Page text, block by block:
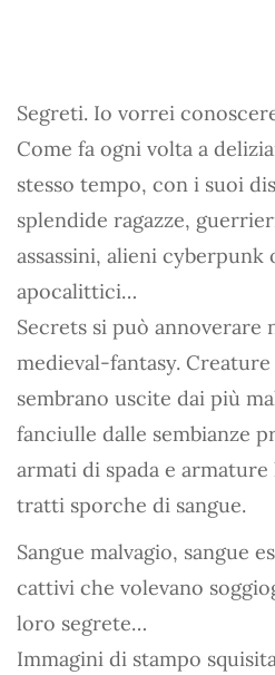
Segreti. Io vorrei
Come fa ogni volta a
stesso tempo, con i suoi
splendide ragazze,
assassini, alieni cyberpunk
apocalittici…
Secrets si può annoverare
medieval-fantasy.
sembrano uscite dai più
fanciulle dalle sembianze
armati di spada e
tratti sporche di sangue.
Sangue malvagio, sangue
cattivi che volevano
loro segrete…
Immagini di stampo